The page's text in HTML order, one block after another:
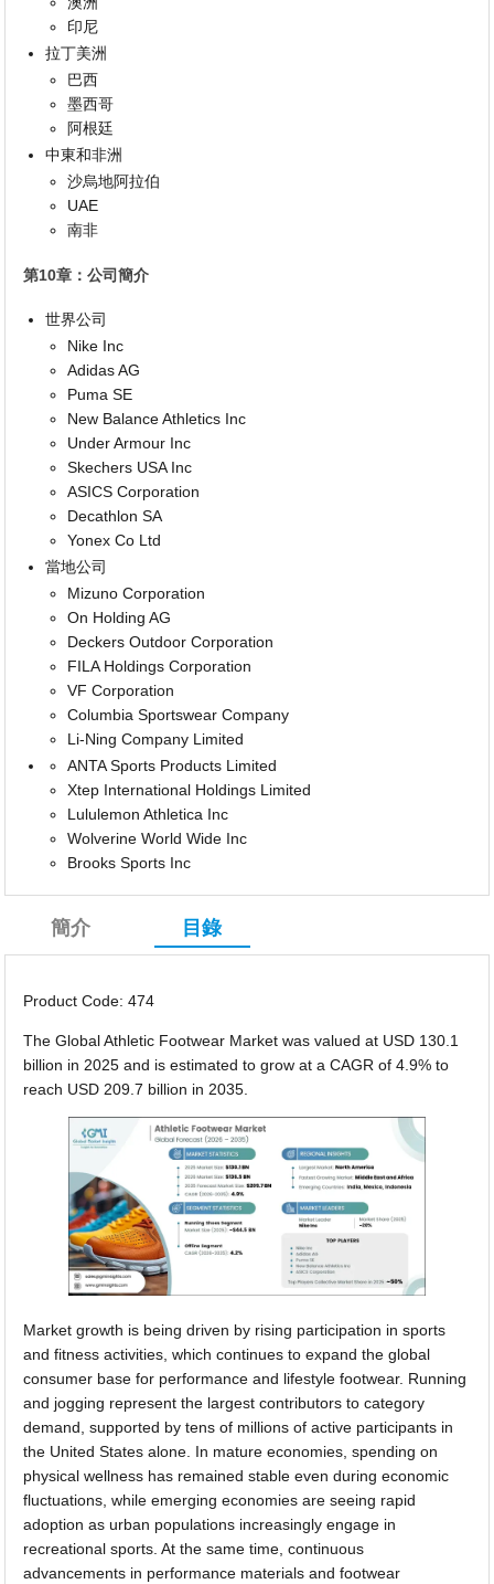
印尼
拉丁美洲
巴西
墨西哥
阿根廷
中東和非洲
沙烏地阿拉伯
UAE
南非
第10章：公司簡介
世界公司
Nike Inc
Adidas AG
Puma SE
New Balance Athletics Inc
Under Armour Inc
Skechers USA Inc
ASICS Corporation
Decathlon SA
Yonex Co Ltd
當地公司
Mizuno Corporation
On Holding AG
Deckers Outdoor Corporation
FILA Holdings Corporation
VF Corporation
Columbia Sportswear Company
Li-Ning Company Limited
ANTA Sports Products Limited
Xtep International Holdings Limited
Lululemon Athletica Inc
Wolverine World Wide Inc
Brooks Sports Inc
簡介 目錄
Product Code: 474
The Global Athletic Footwear Market was valued at USD 130.1
billion in 2025 and is estimated to grow at a CAGR of 4.9% to
reach USD 209.7 billion in 2035.
Market growth is being driven by rising participation in sports
and fitness activities, which continues to expand the global
consumer base for performance and lifestyle footwear. Running
and jogging represent the largest contributors to category
demand, supported by tens of millions of active participants in
the United States alone. In mature economies, spending on
physical wellness has remained stable even during economic
fluctuations, while emerging economies are seeing rapid
adoption as urban populations increasingly engage in
recreational sports. At the same time, continuous
advancements in performance materials and footwear